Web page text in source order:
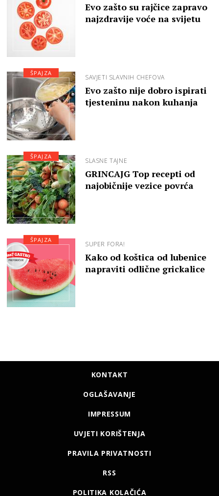
Evo zašto su rajčice zapravo
najzdravije voće na svijetu
SAVJETI SLAVNIH CHEFOVA
Evo zašto nije dobro ispirati
tjesteninu nakon kuhanja
ŠPAJZA
SLASNE TAJNE
GRINCAJG Top recepti od
najobičnije vezice povrća
ŠPAJZA
SUPER FORA!
Kako od koštica od lubenice
napraviti odlične grickalice
ŠPAJZA
KONTAKT
OGLAŠAVANJE
IMPRESSUM
UVJETI KORIŠTENJA
PRAVILA PRIVATNOSTI
RSS
POLITIKA KOLAČIĆA